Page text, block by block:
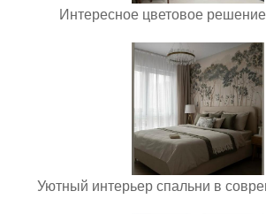
Интересное цветовое
Уютный интерьер спальни в